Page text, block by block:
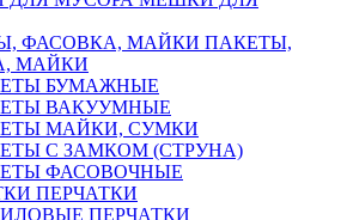
ПАКЕТЫ,
МАЙКИ
БУМАЖНЫЕ
ВАКУУМНЫЕ
МАЙКИ, СУМКИ
С ЗАМКОМ (СТРУНА)
ФАСОВОЧНЫЕ
ПЕРЧАТКИ
ПЕРЧАТКИ